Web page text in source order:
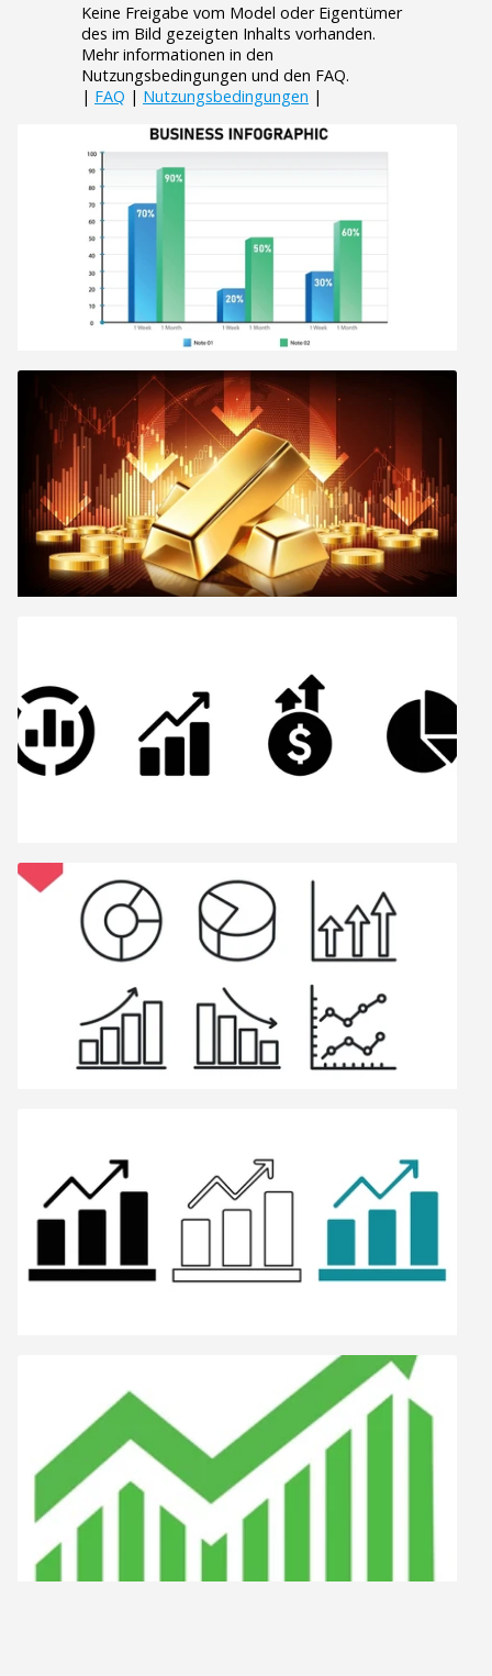
Keine Freigabe vom Model oder Eigentümer
des im Bild gezeigten Inhalts vorhanden.
Mehr informationen in den
Nutzungsbedingungen und den FAQ.
| FAQ | Nutzungsbedingungen |